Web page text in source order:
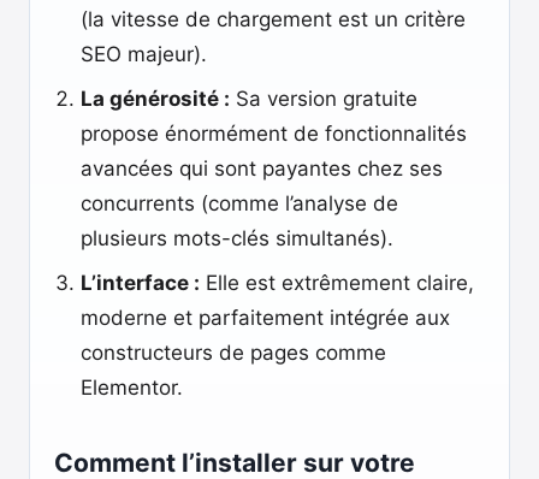
(la vitesse de chargement est un critère
SEO majeur).
La générosité : Sa version gratuite
propose énormément de fonctionnalités
avancées qui sont payantes chez ses
concurrents (comme l’analyse de
plusieurs mots-clés simultanés).
L’interface : Elle est extrêmement claire,
moderne et parfaitement intégrée aux
constructeurs de pages comme
Elementor.
Comment l’installer sur votre